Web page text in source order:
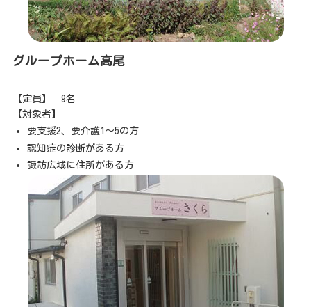
グループホーム高尾
【定員】 9名
【対象者】
要支援2、要介護1～5の方
認知症の診断がある方
諏訪広域に住所がある方